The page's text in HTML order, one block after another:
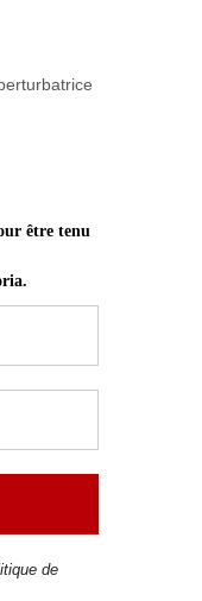
être tenu
.
de